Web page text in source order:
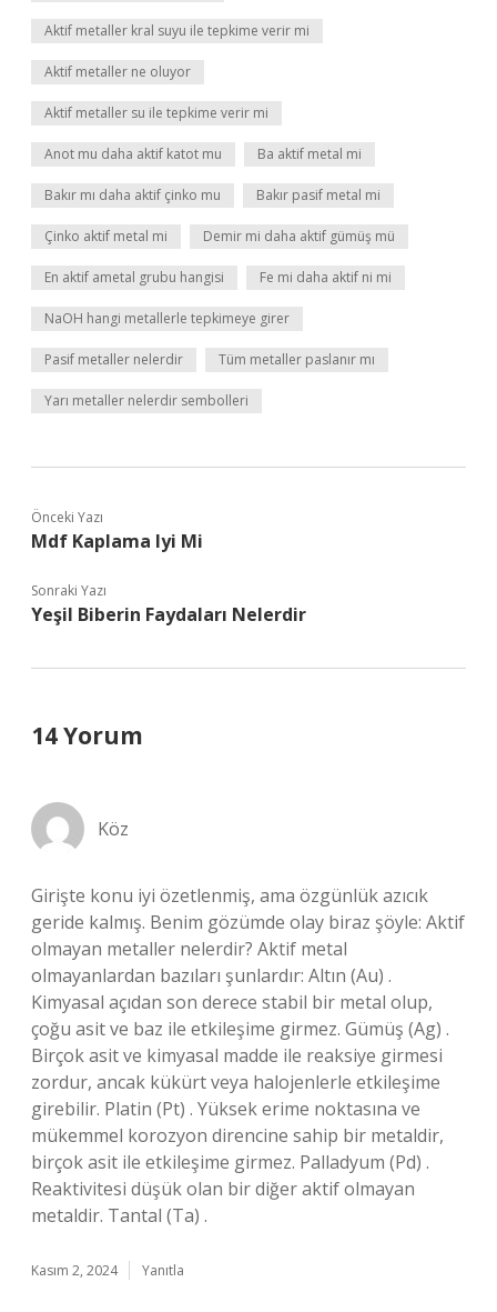
Aktif metaller kral suyu ile tepkime verir mi
Aktif metaller ne oluyor
Aktif metaller su ile tepkime verir mi
Anot mu daha aktif katot mu Ba aktif metal mi
Bakır mı daha aktif çinko mu Bakır pasif metal mi
Çinko aktif metal mi Demir mi daha aktif gümüş mü
En aktif ametal grubu hangisi Fe mi daha aktif ni mi
NaOH hangi metallerle tepkimeye girer
Pasif metaller nelerdir Tüm metaller paslanır mı
Yarı metaller nelerdir sembolleri
Önceki Yazı
Mdf Kaplama Iyi Mi
Sonraki Yazı
Yeşil Biberin Faydaları Nelerdir
14 Yorum
Köz
Girişte konu iyi özetlenmiş, ama özgünlük azıcık
geride kalmış. Benim gözümde olay biraz şöyle: Aktif
olmayan metaller nelerdir? Aktif metal
olmayanlardan bazıları şunlardır: Altın (Au) .
Kimyasal açıdan son derece stabil bir metal olup,
çoğu asit ve baz ile etkileşime girmez. Gümüş (Ag) .
Birçok asit ve kimyasal madde ile reaksiye girmesi
zordur, ancak kükürt veya halojenlerle etkileşime
girebilir. Platin (Pt) . Yüksek erime noktasına ve
mükemmel korozyon direncine sahip bir metaldir,
birçok asit ile etkileşime girmez. Palladyum (Pd) .
Reaktivitesi düşük olan bir diğer aktif olmayan
metaldir. Tantal (Ta) .
Kasım 2, 2024 Yanıtla